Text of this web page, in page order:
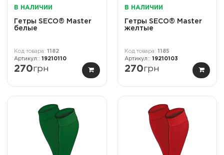
В НАЛИЧИИ
Гетры SECO® Master
белые
1182
19210110
270грн
В НАЛИЧИИ
Гетры SECO® Master
желтые
1185
19210103
270грн